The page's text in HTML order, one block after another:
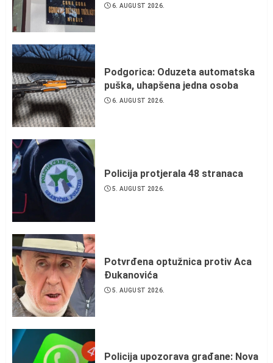
6. AUGUST 2026.
Podgorica: Oduzeta automatska
puška, uhapšena jedna osoba
6. AUGUST 2026.
Policija protjerala 48 stranaca
5. AUGUST 2026.
Potvrđena optužnica protiv Aca
Đukanovića
5. AUGUST 2026.
Policija upozorava građane: Nova